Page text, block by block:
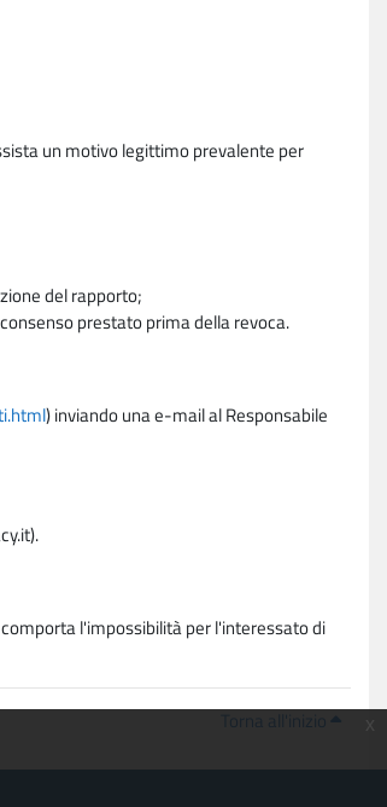
un motivo legittimo prevalente per
del rapporto;
prestato prima della revoca.
) inviando una e-mail al Responsabile
l'impossibilità per l'interessato di
Torna all'inizio